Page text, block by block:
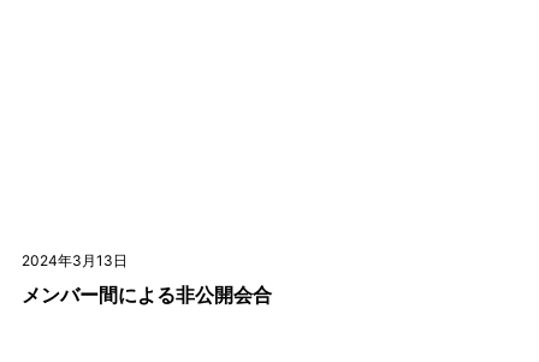
2024年3月13日
メンバー間による非公開会合